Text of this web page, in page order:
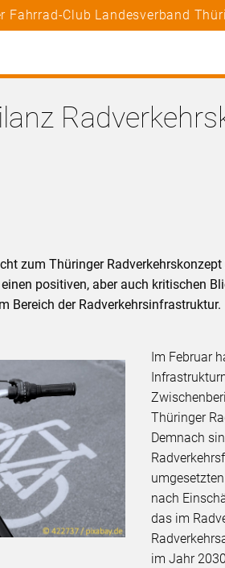
Fahrrad-Club Landesverband
zum Thüringer
positiven, aber auch kritischen
Bereich der Radverkehrsinfrastruktur.
Im Februar
Thüringer
Demnach
nach
das im
im Jahr